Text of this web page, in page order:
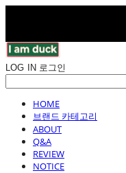
LOG IN 로그인
HOME
브랜드 카테고리
ABOUT
Q&A
REVIEW
NOTICE